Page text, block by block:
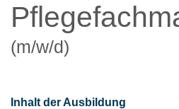
(m/w/d)
Inhalt der Ausbildung